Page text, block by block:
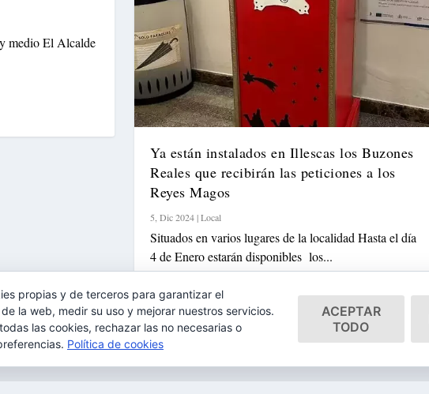
medio El Alcalde
Ya están instalados en Illescas los Buzones
Reales que recibirán las peticiones a los
Reyes Magos
5, Dic 2024|Local
Situados en varios lugares de la localidad Hasta el día
4 de Enero estarán disponibles los...
Leer más
propias y de terceros para garantizar el
la web, medir su uso y mejorar nuestros servicios.
las cookies, rechazar las no necesarias o
Política de cookies
ACEPTAR
TODO